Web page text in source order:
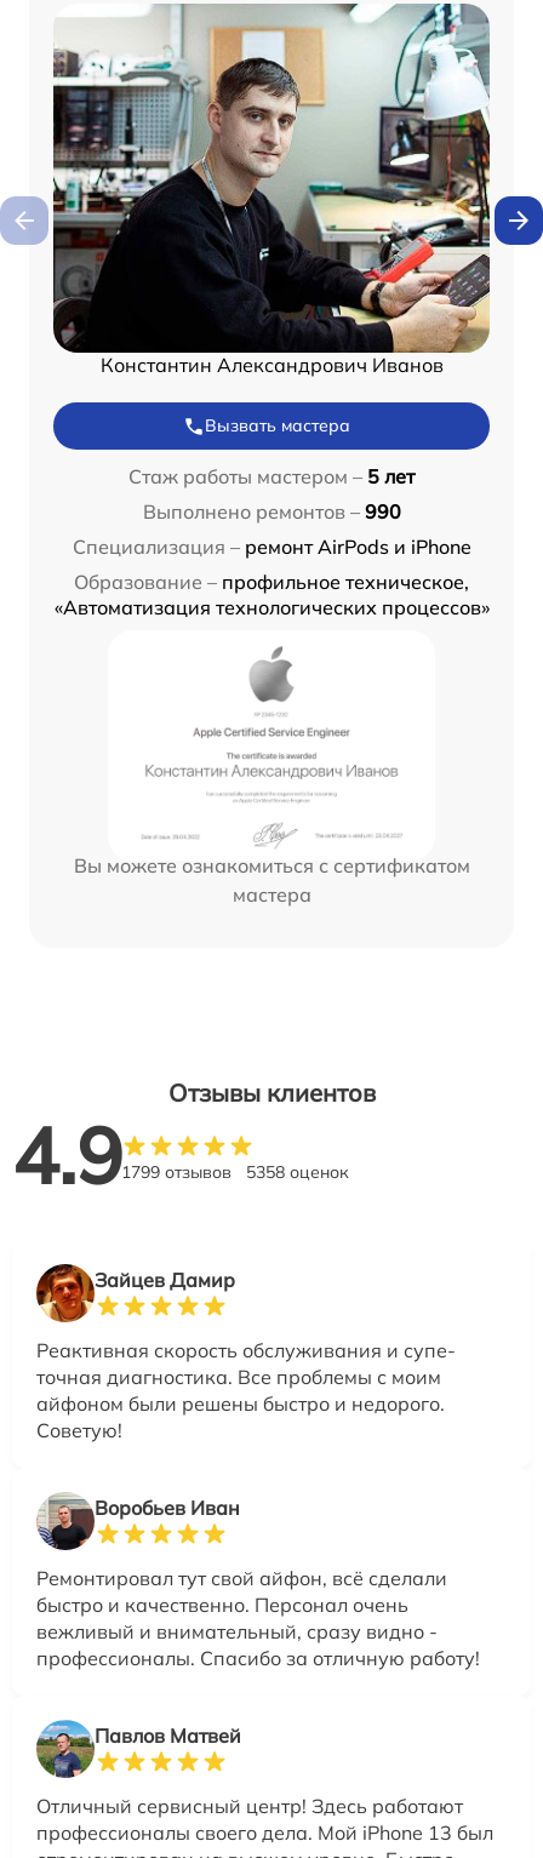
Константин Александрович Иванов
Вызвать мастера
Стаж работы мастером – 5 лет
Выполнено ремонтов – 990
Специализация – ремонт AirPods и iPhone
Образование – профильное техническое,
«Автоматизация технологических процессов»
Вы можете ознакомиться с сертификатом
мастера
Отзывы клиентов
4.91799 отзывов 5358 оценок
Зайцев Дамир
Реактивная скорость обслуживания и супе-
точная диагностика. Все проблемы с моим
айфоном были решены быстро и недорого.
Советую!
Воробьев Иван
Ремонтировал тут свой айфон, всё сделали
быстро и качественно. Персонал очень
вежливый и внимательный, сразу видно -
профессионалы. Спасибо за отличную работу!
Павлов Матвей
Отличный сервисный центр! Здесь работают
профессионалы своего дела. Мой iPhone 13 был